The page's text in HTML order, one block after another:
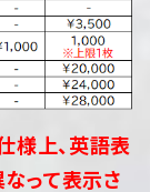
上、英語表
なって表示さ